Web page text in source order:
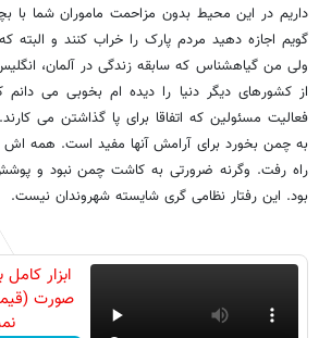
داریم در این محیط بدون مزاحمت ماموران شما با
گویم اجازه دهید مردم پارک را خراب کنند و
ولی من گیاهشناس که سابقه زندگی در آلمان،
از کشورهای دیگر دنیا را دیده ام بخوبی می
فعالیت مسئولین که اتفاقا برای پا گذاشتن می
به چمن بخورد برای آرامش آنها مفید است. همه اش
راه رفت. وگرنه ضرورتی به کاشت چمن نبود و
بود. این رفتار نظامی گری شایسته شهروندان نیست.
ابزار
صورت